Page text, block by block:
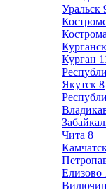
Уральск
Кострома
Курган
Якутск 8
Чита 8
Елизово